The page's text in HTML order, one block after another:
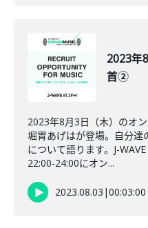
2023年
首②
2023年8月3日（木）のオ
堀胃あげはが登場。自分達
について語ります。J-
22:00-24:00にオン...
2023.08.03 |00:03:00